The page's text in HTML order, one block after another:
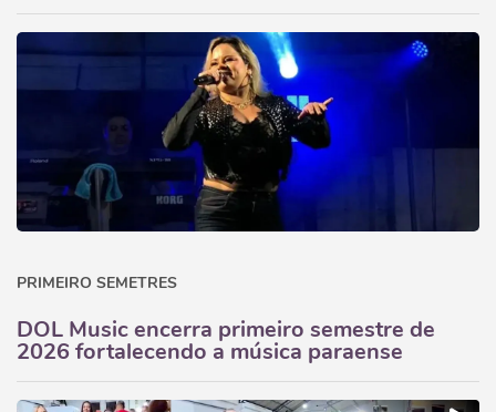
PRIMEIRO SEMETRES
DOL Music encerra primeiro semestre de
2026 fortalecendo a música paraense